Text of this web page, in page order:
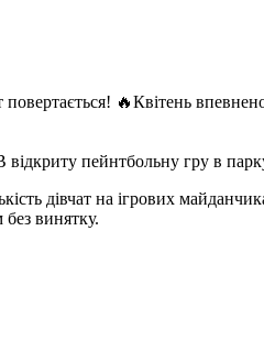
🔥Квітень
пейнтбольну гру в
дівчат на ігрових
без винятку.